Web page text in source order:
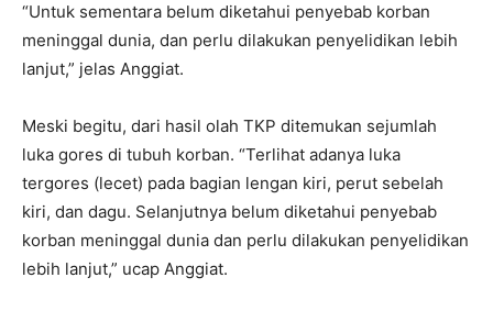
“Untuk sementara belum diketahui penyebab korban
meninggal dunia, dan perlu dilakukan penyelidikan lebih
lanjut,” jelas Anggiat.
Meski begitu, dari hasil olah TKP ditemukan sejumlah
luka gores di tubuh korban. “Terlihat adanya luka
tergores (lecet) pada bagian lengan kiri, perut sebelah
kiri, dan dagu. Selanjutnya belum diketahui penyebab
korban meninggal dunia dan perlu dilakukan penyelidikan
lebih lanjut,” ucap Anggiat.